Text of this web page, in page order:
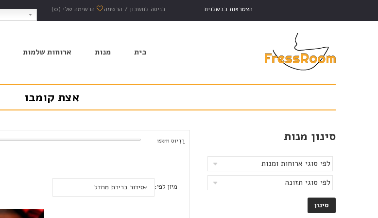
הצטרפות כבשלנית כניסה לחשבון / הרשמה הרשימה שלי (0)
בית מנות ארוחות שלמות
אצת קומבו
רַדִיוּס 15km
מיון לפי: סידור ברירת מחדל
סינון מנות